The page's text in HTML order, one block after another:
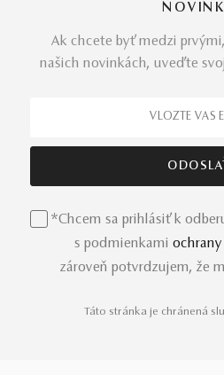
Ak chcete byť medzi
našich novinkách, uveďte
*Chcem sa prihlásiť k
s podmienkami
zároveň potvrdzujem, že
Táto stránka je chránená